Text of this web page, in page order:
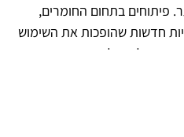
פיתוחים בתחום החומרים,
חדשות שהופכות את השימוש
השילוב של חדשנות עם